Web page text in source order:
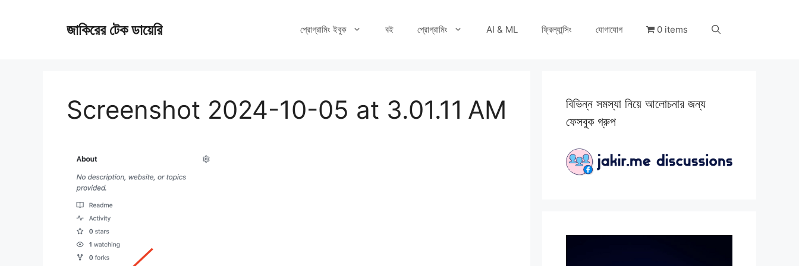
জাকিরের টেক ডায়েরি প্রোগ্রামিং ইবুক বই প্রোগ্রামিং AI & ML ফ্রিল্যান্সিং যোগাযোগ 0 items
Screenshot 2024-10-05 at 3.01.11 AM
বিভিন্ন সমস্যা নিয়ে আলোচনার জন্য
ফেসবুক গ্রুপ